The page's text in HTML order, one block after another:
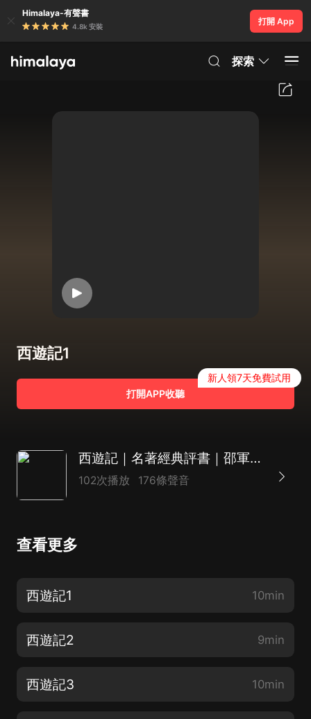
Himalaya-有聲書
4.8k 安裝
打開 App
探索
西遊記1
打開APP收聽
新人領7天免費試用
西遊記｜名著經典評書｜邵軍榮評書作品
102次播放 176條聲音
查看更多
西遊記1 10min
西遊記2 9min
西遊記3 10min